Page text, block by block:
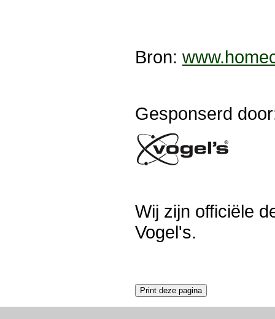
Bron:
Gesponserd
Wij zijn officiële
Vogel's.